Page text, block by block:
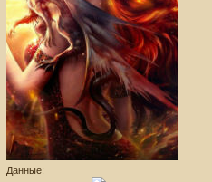
Данные: